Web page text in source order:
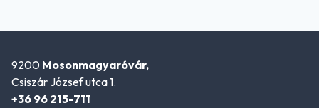
9200 Mosonmagyaróvár,
Csiszár József utca 1.
+36 96 215-711